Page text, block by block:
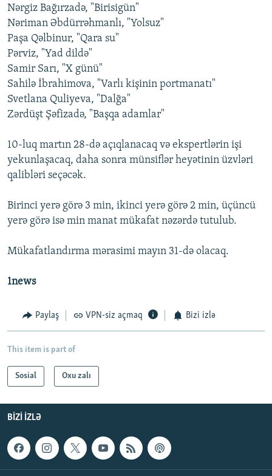
Nərgiz Bağırzadə, "Birisigün"
Nəriman Əbdürrəhmanlı, "Yolsuz"
Paşa Qəlbinur, "Qara su"
Pərviz, "Yad dildə"
Samir Sarı, "X günü"
Sahilə İbrahimova, "Varlı kişinin portmanatı"
Svetlana Quliyeva, "Dalğa"
Zərdüşt Şəfizadə, "Başqa adamlar"
10-luq martın 28-də açıqlanacaq və ekspertlərin işi
yekunlaşacaq, daha sonra münsiflər heyətinin üzvləri
qalibləri seçəcək.
Birinci yerə görə 3 min, ikinci yerə görə 2 min, üçüncü
yerə görə isə min manat mükafat nəzərdə tutulub.
Mükafatlandırma mərasimi mayın 31-də olacaq.
1news
Paylaş VPN-siz açmaq Bizi izlə
This item is part of
Sosial Oxu zalı
BIZI IZLƏ